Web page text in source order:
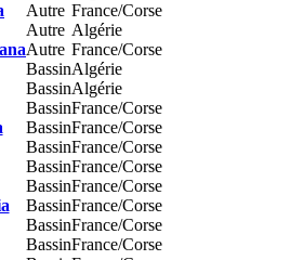
Autre France/Corse
Autre Algérie
Autre France/Corse
BassinAlgérie
BassinAlgérie
BassinFrance/Corse
BassinFrance/Corse
BassinFrance/Corse
BassinFrance/Corse
BassinFrance/Corse
BassinFrance/Corse
BassinFrance/Corse
BassinFrance/Corse